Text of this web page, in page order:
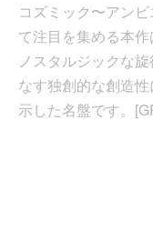
コズミック〜アン
て注目を集める本
ノスタルジックな
なす独創的な創造
示した名盤です。